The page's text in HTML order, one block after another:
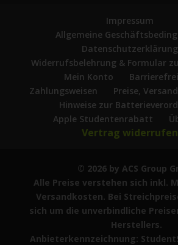
Impressum
Allgemeine
Datenschutzerklärung
Widerrufsbelehrung & Formular
Mein Konto
Zahlungsweisen
Preise,
Hinweise zur
Apple Studentenrabatt
Vertrag widerrufen
© 2026 by ACS Group
Alle Preise verstehen sich inkl.
Versandkosten. Bei
sich um die unverbindliche
Herstellers.
Anbieterkennzeichnung: